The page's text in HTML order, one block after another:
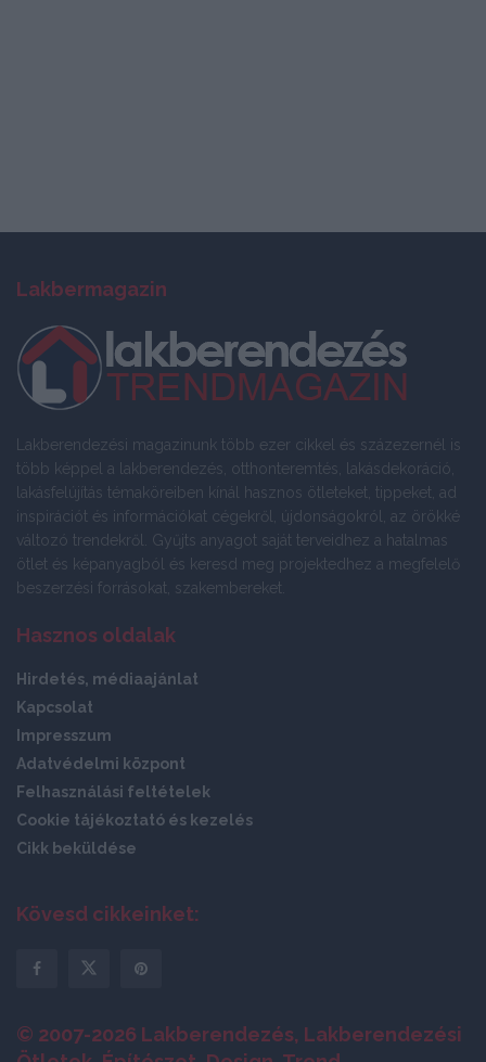
Lakbermagazin
Lakberendezési magazinunk több ezer cikkel és százezernél is
több képpel a lakberendezés, otthonteremtés, lakásdekoráció,
lakásfelújítás témaköreiben kínál hasznos ötleteket, tippeket, ad
inspirációt és információkat cégekről, újdonságokról, az örökké
változó trendekről. Gyűjts anyagot saját terveidhez a hatalmas
ötlet és képanyagból és keresd meg projektedhez a megfelelő
beszerzési forrásokat, szakembereket.
Hasznos oldalak
Hirdetés, médiaajánlat
Kapcsolat
Impresszum
Adatvédelmi központ
Felhasználási feltételek
Cookie tájékoztató és kezelés
Cikk beküldése
Kövesd cikkeinket:
© 2007-2026 Lakberendezés, Lakberendezési